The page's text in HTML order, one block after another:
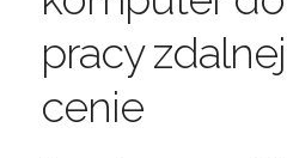
pracy
cenie